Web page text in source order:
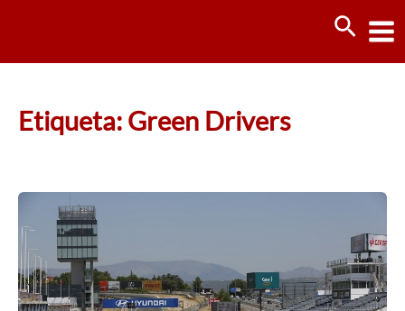
Etiqueta: Green Drivers